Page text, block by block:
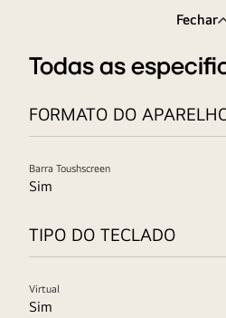
Fechar
Todas as
FORMATO DO
Barra Toushscreen
Sim
TIPO DO TECLADO
Virtual
Sim